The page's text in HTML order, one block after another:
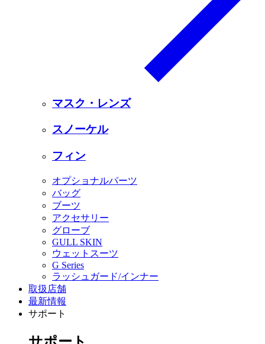
マスク・レンズ
スノーケル
フィン
オプショナルパーツ
バッグ
ブーツ
アクセサリー
グローブ
GULL SKIN
ウェットスーツ
G Series
ラッシュガード/インナー
取扱店舗
最新情報
サポート